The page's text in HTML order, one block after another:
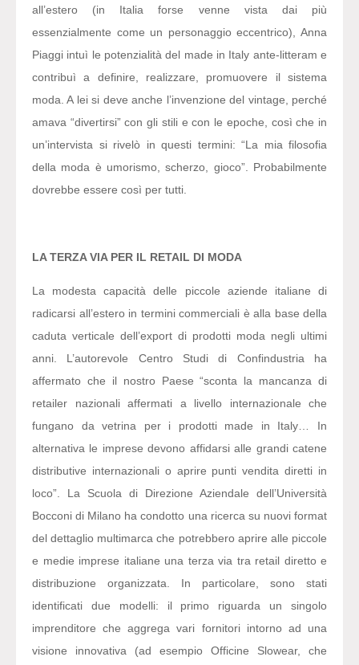
all’estero (in Italia forse venne vista dai più
essenzialmente come un personaggio eccentrico), Anna
Piaggi intuì le potenzialità del made in Italy ante-litteram e
contribuì a definire, realizzare, promuovere il sistema
moda. A lei si deve anche l’invenzione del vintage, perché
amava “divertirsi” con gli stili e con le epoche, così che in
un’intervista si rivelò in questi termini: “La mia filosofia
della moda è umorismo, scherzo, gioco”. Probabilmente
dovrebbe essere così per tutti.
LA TERZA VIA PER IL RETAIL DI MODA
La modesta capacità delle piccole aziende italiane di
radicarsi all’estero in termini commerciali è alla base della
caduta verticale dell’export di prodotti moda negli ultimi
anni. L’autorevole Centro Studi di Confindustria ha
affermato che il nostro Paese “sconta la mancanza di
retailer nazionali affermati a livello internazionale che
fungano da vetrina per i prodotti made in Italy… In
alternativa le imprese devono affidarsi alle grandi catene
distributive internazionali o aprire punti vendita diretti in
loco”. La Scuola di Direzione Aziendale dell’Università
Bocconi di Milano ha condotto una ricerca su nuovi format
del dettaglio multimarca che potrebbero aprire alle piccole
e medie imprese italiane una terza via tra retail diretto e
distribuzione organizzata. In particolare, sono stati
identificati due modelli: il primo riguarda un singolo
imprenditore che aggrega vari fornitori intorno ad una
visione innovativa (ad esempio Officine Slowear, che